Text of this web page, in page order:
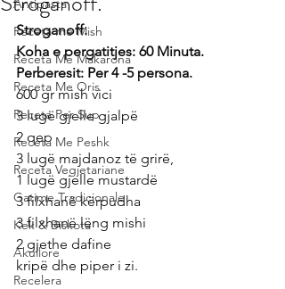
Antipasta
Receta me Mish
Receta Me Makarona
Receta Me Oris
Receta Per Sup
Receta Me Peshk
Receta Vegjetariane
Gatime Tradicionale
Kek & Biskota
Akullore
Recelera
Stroganoff.
Koha e pergatitjes: 60 Minuta.
Perberesit: Per 4 -5 persona.
600 gr mish vici
3 lugë gjelle gjalpë
2 qep
3 lugë majdanoz të grirë,
1 lugë gjelle mustardë
3 filxhanë kërpudha
3 filxhanë lëng mishi
2 gjethe dafine
kripë dhe piper i zi.